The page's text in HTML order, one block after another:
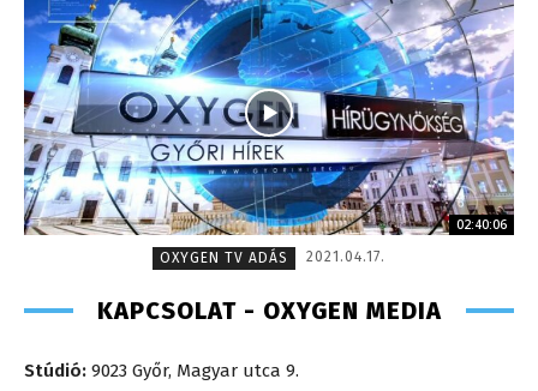
02:40:06
OXYGEN TV ADÁS
2021.04.17.
KAPCSOLAT - OXYGEN MEDIA
Stúdió: 9023 Győr, Magyar utca 9.